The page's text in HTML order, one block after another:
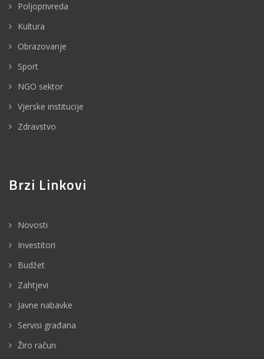
Poljoprivreda
Kultura
Obrazovanje
Sport
NGO sektor
Vjerske institucije
Zdravstvo
Brzi Linkovi
Novosti
Investitori
Budžet
Zahtjevi
Javne nabavke
Servisi građana
Žiro račun